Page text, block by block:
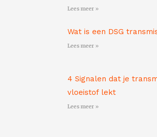
Lees meer »
Wat is een DSG
Lees meer »
4 Signalen dat je
vloeistof lekt
Lees meer »